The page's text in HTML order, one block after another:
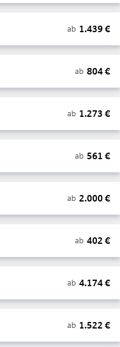
ab 1.439€
ab 804€
ab 1.273 €
ab 561 €
ab 2.000€
ab 402 €
ab 4.174€
ab 1.522 €